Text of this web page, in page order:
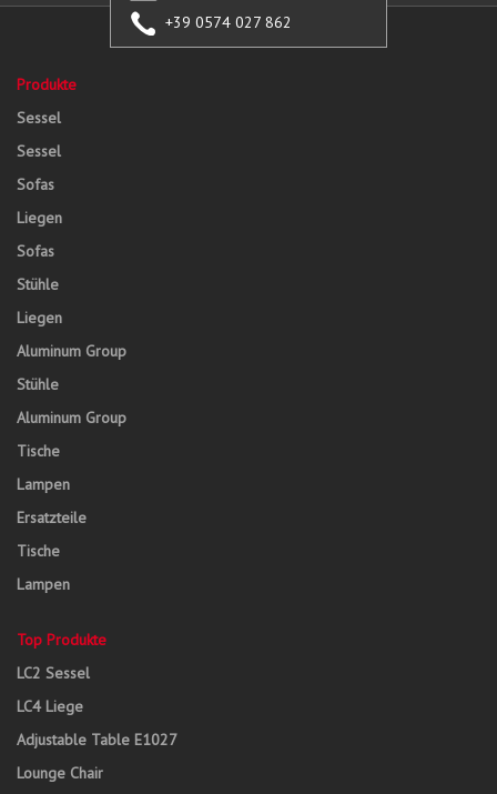
+39 0574 027 862
Produkte
Sessel
Sessel
Sofas
Liegen
Sofas
Stühle
Liegen
Aluminum Group
Stühle
Aluminum Group
Tische
Lampen
Ersatzteile
Tische
Lampen
Top Produkte
LC2 Sessel
LC4 Liege
Adjustable Table E1027
Lounge Chair